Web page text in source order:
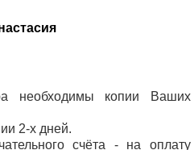
необходимы копии Ваших
2-х дней.
счёта - на оплату